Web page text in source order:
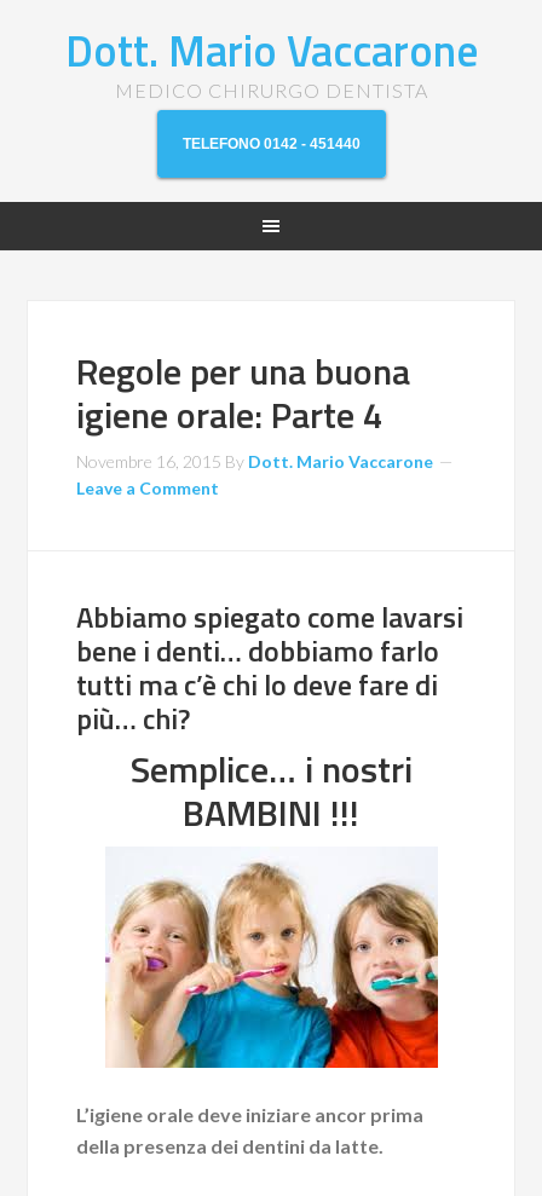
Dott. Mario Vaccarone
MEDICO CHIRURGO DENTISTA
TELEFONO 0142 - 451440
Regole per una buona
igiene orale: Parte 4
Novembre 16, 2015 By Dott. Mario Vaccarone
Leave a Comment
Abbiamo spiegato come lavarsi
bene i denti… dobbiamo farlo
tutti ma c’è chi lo deve fare di
più… chi?
Semplice… i nostri
BAMBINI !!!
L’igiene orale deve iniziare ancor prima
della presenza dei dentini da latte.